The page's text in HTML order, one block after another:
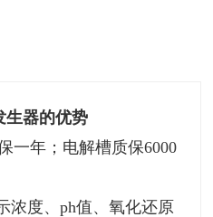
生器的优势
一年；电解槽质保6000
浓度、ph值、氧化还原